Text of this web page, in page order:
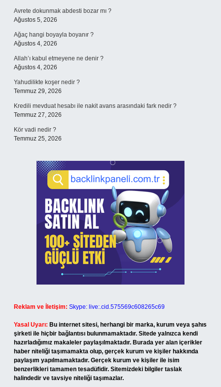
Avrete dokunmak abdesti bozar mı ?
Ağustos 5, 2026
Ağaç hangi boyayla boyanır ?
Ağustos 4, 2026
Allah’ı kabul etmeyene ne denir ?
Ağustos 4, 2026
Yahudilikte koşer nedir ?
Temmuz 29, 2026
Kredili mevduat hesabı ile nakit avans arasındaki fark nedir ?
Temmuz 27, 2026
Kör vadi nedir ?
Temmuz 25, 2026
Reklam ve İletişim: Skype: live:.cid.575569c608265c69
Yasal Uyarı: Bu internet sitesi, herhangi bir marka, kurum veya şahıs
şirketi ile hiçbir bağlantısı bulunmamaktadır. Sitede yalnızca kendi
hazırladığımız makaleler paylaşılmaktadır. Burada yer alan içerikler
haber niteliği taşımamakta olup, gerçek kurum ve kişiler hakkında
paylaşım yapılmamaktadır. Gerçek kurum ve kişiler ile isim
benzerlikleri tamamen tesadüfidir. Sitemizdeki bilgiler taslak
halindedir ve tavsiye niteliği taşımazlar.